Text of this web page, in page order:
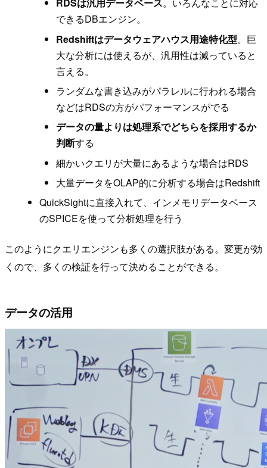
RDSは汎用データベース。いろんなことに対応
できるDBエンジン。
Redshiftはデータウェアハウス用途特化型。巨
大な分析には使えるが、汎用性は減っていると
言える。
ランダムな書き込みがパラレルに行われる場合
などはRDSの方がパフォーマンスがでる
データの量よりは処理系でどちらを採用するか
判断する
細かいクエリが大量にあるような場合はRDS
大量データをOLAP的に分析する場合はRedshift
QuickSightに直接入れて、インメモリデータベース
のSPICEを使って分析処理を行う
このようにクエリエンジンも多くの選択肢がある。変更が効
くので、多くの検証を行って決めることができる。
データの活用